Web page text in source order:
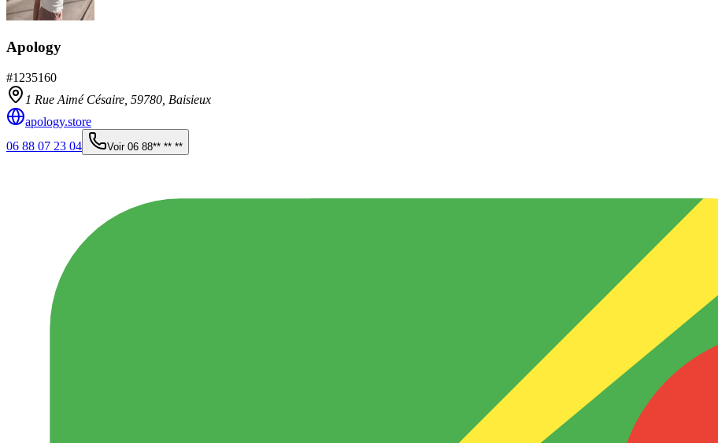
Apology
#1235160
1 Rue Aimé Césaire, 59780 Baisieux
apology.store
06 88 07 23 04
Voir 06 88** ** **